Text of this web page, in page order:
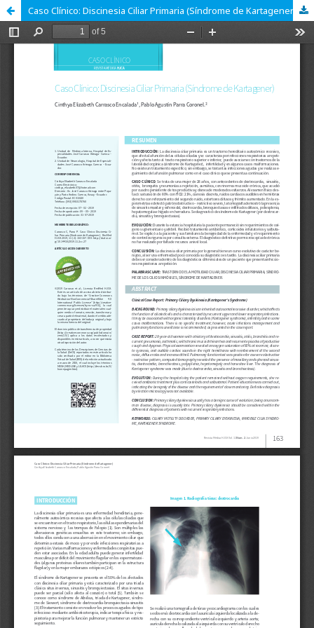
Caso Clínico: Discinesia Ciliar Primaria (Síndrome de Kartagener)